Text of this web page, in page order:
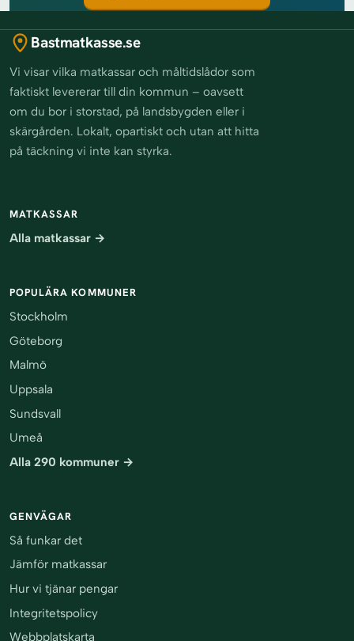
Bastmatkasse.se
Vi visar vilka matkassar och måltidslådor som
faktiskt levererar till din kommun – oavsett
om du bor i storstad, på landsbygden eller i
skärgården. Lokalt, opartiskt och utan att hitta
på täckning vi inte kan styrka.
MATKASSAR
Alla matkassar →
POPULÄRA KOMMUNER
Stockholm
Göteborg
Malmö
Uppsala
Sundsvall
Umeå
Alla 290 kommuner →
GENVÄGAR
Så funkar det
Jämför matkassar
Hur vi tjänar pengar
Integritetspolicy
Webbplatskarta